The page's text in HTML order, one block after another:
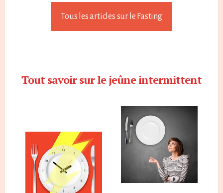
Tous les articles sur le Fasting
Tout savoir sur le jeûne intermittent